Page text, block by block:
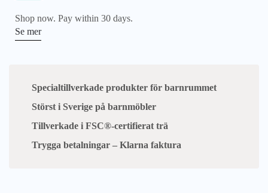
Shop now. Pay within 30 days.
Se mer
Specialtillverkade produkter för barnrummet
Störst i Sverige på barnmöbler
Tillverkade i FSC®-certifierat trä
Trygga betalningar – Klarna faktura